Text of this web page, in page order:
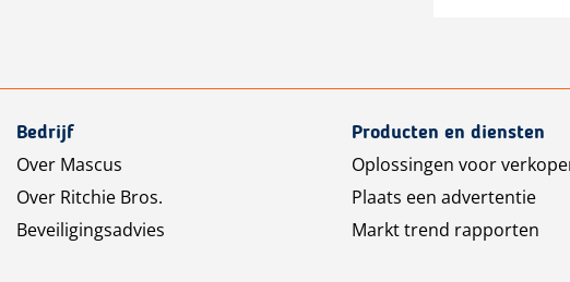
Bedrijf
Over Mascus
Over Ritchie Bros.
Beveiligingsadvies
Producten en diensten
Oplossingen voor
Plaats een advertentie
Markt trend rapporten